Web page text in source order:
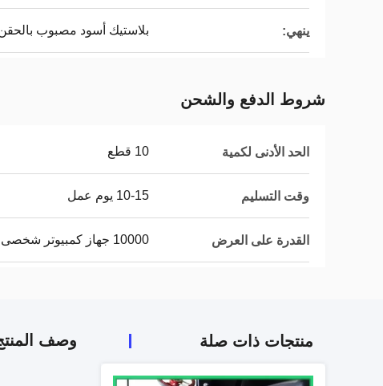
ينهي: بلاستيك أسود مصبوب
شروط الدفع والشحن
الحد الأدنى لكمية 10 قطع
وقت التسليم 10-15 يوم عمل
القدرة على العرض 10000 جهاز كمبيوتر شخصى
منتجات ذات صلة وصف